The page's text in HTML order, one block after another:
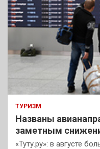
ТУРИЗМ
Названы
заметным
«Туту.ру»: в августе